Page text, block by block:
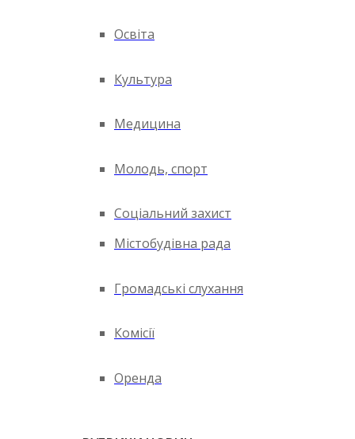
Освіта
Культура
Медицина
Молодь, спорт
Соціальний захист
Містобудівна рада
Громадські слухання
Комісії
Оренда